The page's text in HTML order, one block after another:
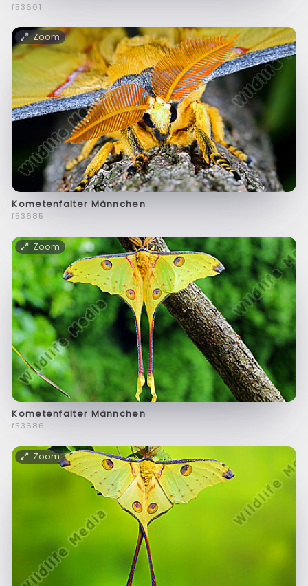
f53601
Zoom
Kometenfalter Männchen
f53685
Zoom
Kometenfalter Männchen
f53686
Zoom